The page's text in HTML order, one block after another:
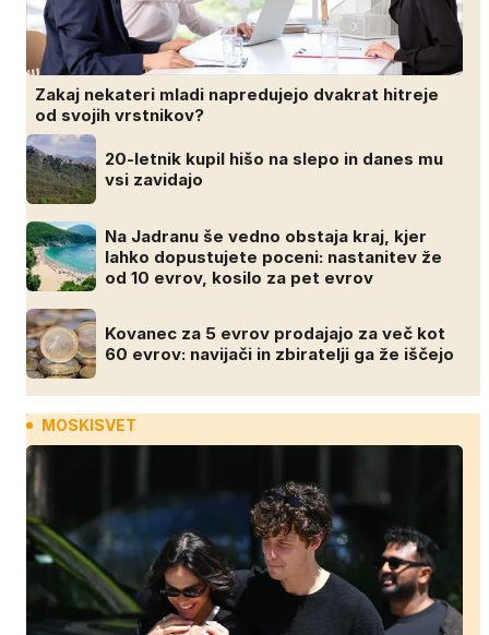
Zakaj nekateri mladi napredujejo dvakrat hitreje
od svojih vrstnikov?
20-letnik kupil hišo na slepo in danes mu
vsi zavidajo
Na Jadranu še vedno obstaja kraj, kjer
lahko dopustujete poceni: nastanitev že
od 10 evrov, kosilo za pet evrov
Kovanec za 5 evrov prodajajo za več kot
60 evrov: navijači in zbiratelji ga že iščejo
MOSKISVET